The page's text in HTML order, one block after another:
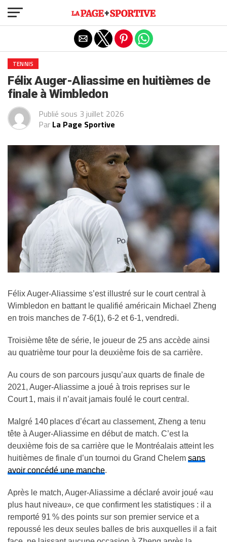
TENNIS
Félix Auger-Aliassime en huitièmes de
finale à Wimbledon
Publié sous 3 juillet 2026
Par La Page Sportive
Félix Auger-Aliassime s’est illustré sur le court central à
Wimbledon en battant le qualifié américain Michael Zheng
en trois manches de 7-6(1), 6-2 et 6-1, vendredi.
Troisième tête de série, le joueur de 25 ans accède ainsi
au quatrième tour pour la deuxième fois de sa carrière.
Au cours de son parcours jusqu’aux quarts de finale de
2021, Auger-Aliassime a joué à trois reprises sur le
Court 1, mais il n’avait jamais foulé le court central.
Malgré 140 places d’écart au classement, Zheng a tenu
tête à Auger-Aliassime en début de match. C’est la
deuxième fois de sa carrière que le Montréalais atteint les
huitièmes de finale d’un tournoi du Grand Chelem sans
avoir concédé une manche.
Après le match, Auger-Aliassime a déclaré avoir joué «au
plus haut niveau», ce que confirment les statistiques : il a
remporté 91 % des points sur son premier service et a
repoussé les deux seules balles de bris auxquelles il a fait
Exit mobile version